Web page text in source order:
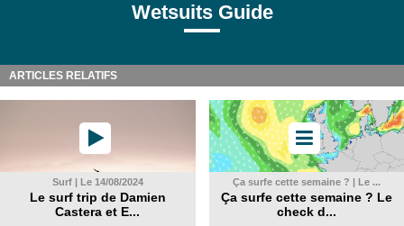
Wetsuits Guide
ARTICLES RELATIFS
Surf | Le 14/08/2024
Le surf trip de Damien
Castera et E...
Ça surfe cette semaine ? | Le ...
Ça surfe cette semaine ? Le
check d...